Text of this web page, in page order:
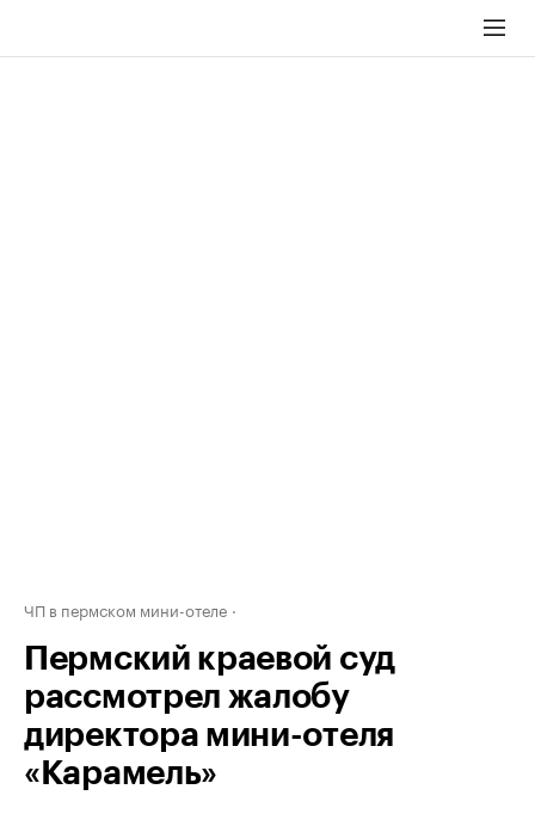
ЧП в пермском мини-отеле
Пермский краевой суд
рассмотрел жалобу
директора мини-отеля
«Карамель»